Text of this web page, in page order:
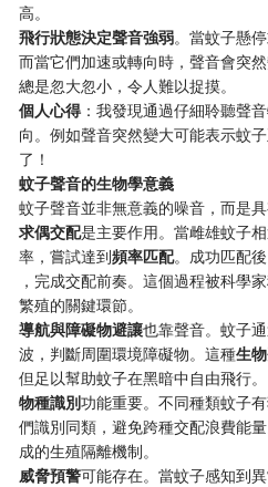
高。
​飛行狀態決定聲音強弱​。當蚊子懸
而當它們加速或轉向時，聲音會突
總是忽大忽小，令人難以捉摸。
​個人心得​ ：我發現通過仔細聆聽聲
向。例如聲音突然變大可能表示蚊
了！
​蚊子聲音的生物學意義​
蚊子聲音並非無意義的噪音，而是
​求偶交配​是主要作用。當雌雄蚊子
率，嘗試達到​​頻率匹配​。成功匹配
，完成交配前奏。這個過程被科學
繁殖的關鍵環節。
​導航與障礙物避讓​也靠聲音。蚊子
波，判斷周圍環境障礙物。這種​生
但足以幫助蚊子在黑暗中自由飛行。
​物種識別​功能重要。不同種類蚊子
們識別同類，避免跨種交配浪費能
成的生殖隔離機制。
​威脅預警​可能存在。當蚊子感知到